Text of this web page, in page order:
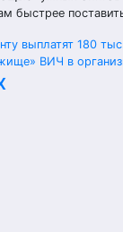
быстрее
выплатят 180
ВИЧ в